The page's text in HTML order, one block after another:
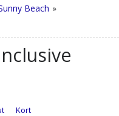
Beach »
Kort